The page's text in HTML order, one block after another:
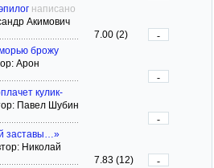
написано
Акимович
7.00 (2)
-
брожу
Арон
-
кулик-
Павел Шубин
-
заставы…»
Николай
7.83 (12)
-